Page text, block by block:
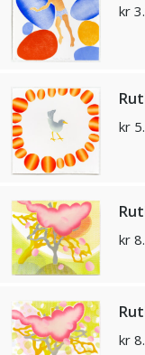
kr
kr
kr
kr